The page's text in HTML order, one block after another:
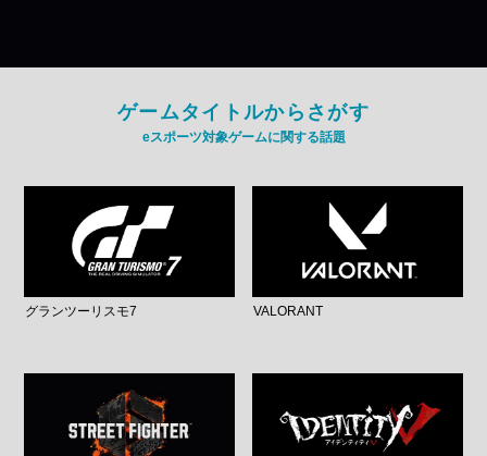
ゲームタイトルからさがす
eスポーツ対象ゲームに関する話題
グランツーリスモ7 VALORANT